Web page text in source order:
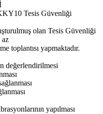
Tesis Güvenliği
olan Tesis Güvenliği
az
toplantısı yapmaktadır.
değerlendirilmesi
yapılması